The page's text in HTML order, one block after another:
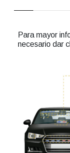
Para mayor
necesario dar